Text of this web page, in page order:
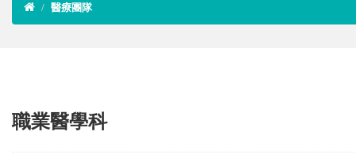
醫療團隊
職業醫學科